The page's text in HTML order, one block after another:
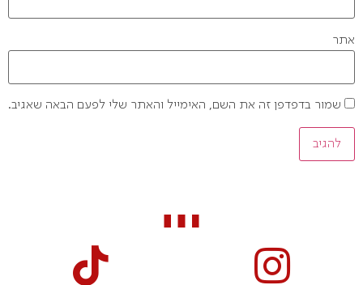
אתר
שמור בדפדפן זה את השם, האימייל והאתר שלי לפעם הבאה שאגיב.